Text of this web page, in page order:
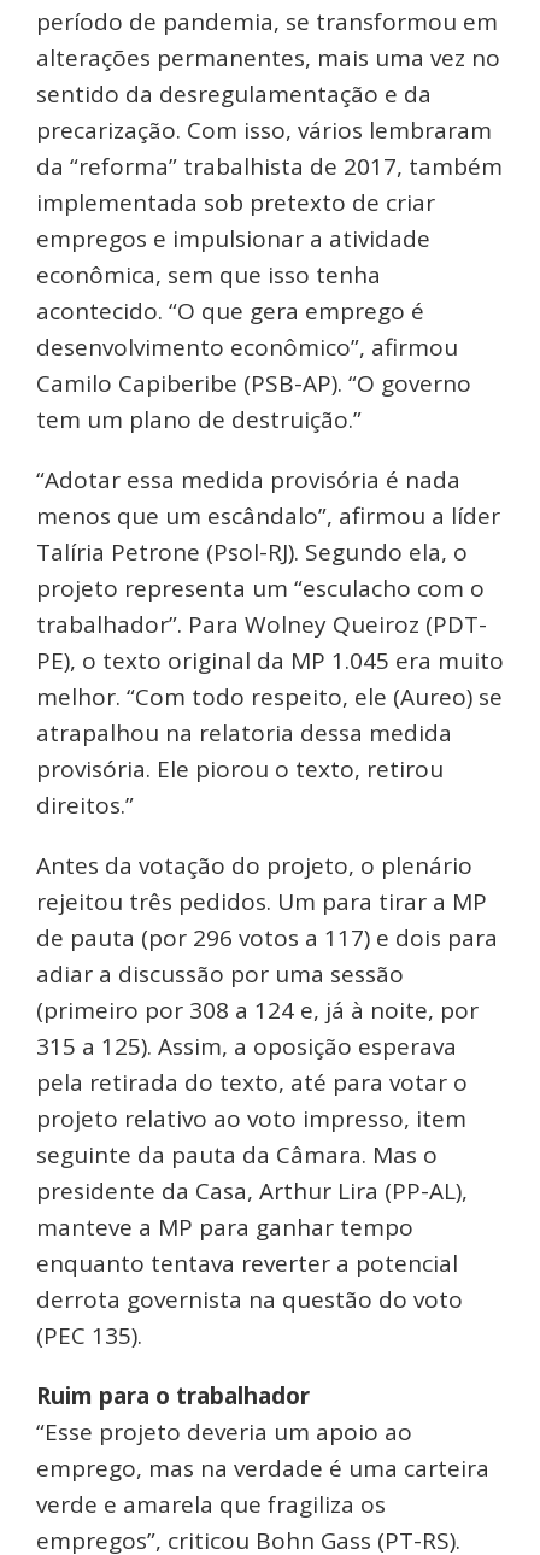
período de pandemia, se transformou em
alterações permanentes, mais uma vez no
sentido da desregulamentação e da
precarização. Com isso, vários lembraram
da “reforma” trabalhista de 2017, também
implementada sob pretexto de criar
empregos e impulsionar a atividade
econômica, sem que isso tenha
acontecido. “O que gera emprego é
desenvolvimento econômico”, afirmou
Camilo Capiberibe (PSB-AP). “O governo
tem um plano de destruição.”
“Adotar essa medida provisória é nada
menos que um escândalo”, afirmou a líder
Talíria Petrone (Psol-RJ). Segundo ela, o
projeto representa um “esculacho com o
trabalhador”. Para Wolney Queiroz (PDT-
PE), o texto original da MP 1.045 era muito
melhor. “Com todo respeito, ele (Aureo) se
atrapalhou na relatoria dessa medida
provisória. Ele piorou o texto, retirou
direitos.”
Antes da votação do projeto, o plenário
rejeitou três pedidos. Um para tirar a MP
de pauta (por 296 votos a 117) e dois para
adiar a discussão por uma sessão
(primeiro por 308 a 124 e, já à noite, por
315 a 125). Assim, a oposição esperava
pela retirada do texto, até para votar o
projeto relativo ao voto impresso, item
seguinte da pauta da Câmara. Mas o
presidente da Casa, Arthur Lira (PP-AL),
manteve a MP para ganhar tempo
enquanto tentava reverter a potencial
derrota governista na questão do voto
(PEC 135).
Ruim para o trabalhador
“Esse projeto deveria um apoio ao
emprego, mas na verdade é uma carteira
verde e amarela que fragiliza os
empregos”, criticou Bohn Gass (PT-RS).